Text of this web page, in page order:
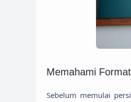
Memahami
Sebelum memulai